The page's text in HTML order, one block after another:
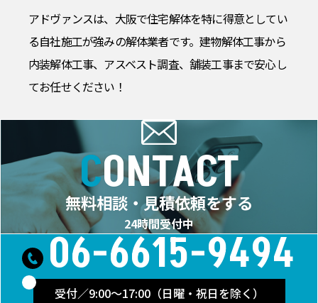
アドヴァンスは、大阪で住宅解体を特に得意としてい
る自社施工が強みの解体業者です。建物解体工事から
内装解体工事、アスベスト調査、舗装工事まで安心し
てお任せください！
CONTACT
無料相談・見積依頼をする
24時間受付中
06-6615-9494
受付／9:00～17:00（日曜・祝日を除く）